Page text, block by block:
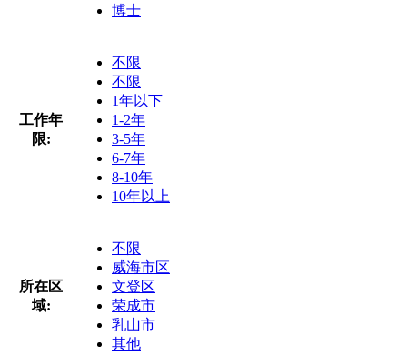
博士
工作年
限:
不限
不限
1年以下
1-2年
3-5年
6-7年
8-10年
10年以上
所在区
域:
不限
威海市区
文登区
荣成市
乳山市
其他